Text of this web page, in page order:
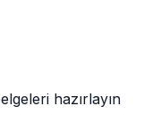
hazırlayın